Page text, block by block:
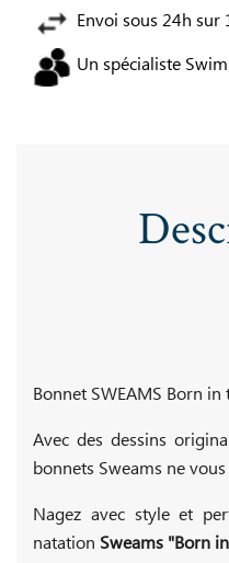
Envoi sous 24h
Un spécialiste
Bonnet SWEAMS Born
Avec des dessins
bonnets Sweams ne
Nagez avec style et
natation Sweams "Born